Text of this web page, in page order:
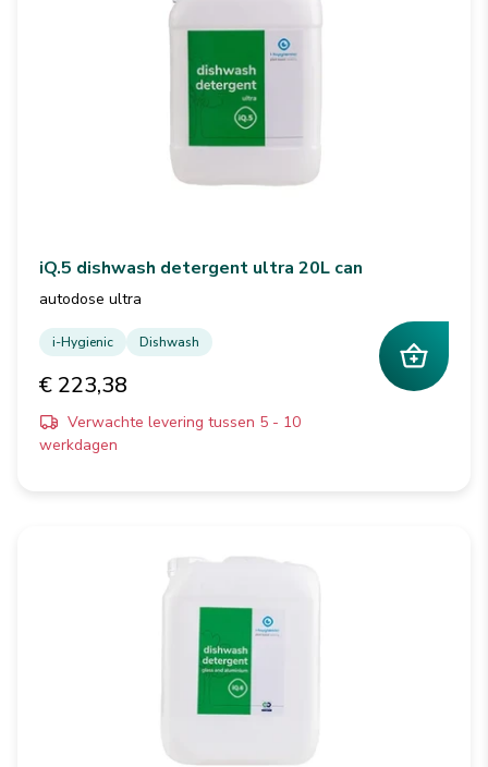
iQ.5 dishwash detergent ultra 20L can
autodose ultra
i-Hygienic Dishwash
€ 223,38
Verwachte levering tussen 5 - 10
werkdagen